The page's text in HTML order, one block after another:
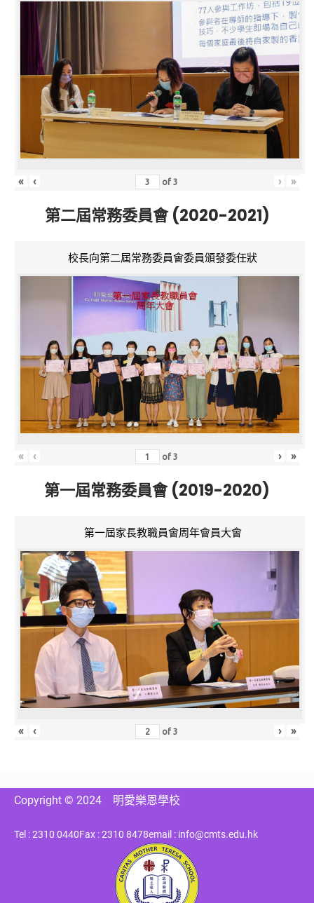
« ‹ of3 › »
第二屆常務委員會 (2020-2021)
校長向第二屆常務委員會委員頒發委任狀
« ‹ of3 › »
第一屆常務委員會 (2019-2020)
第一屆家長教職員會周年會員大會
« ‹ of3 › »
Copyright © 2024 明愛樂恩學校
Tel : 2310 0440Fax : 2310 8478email : info@cmts.edu.hk